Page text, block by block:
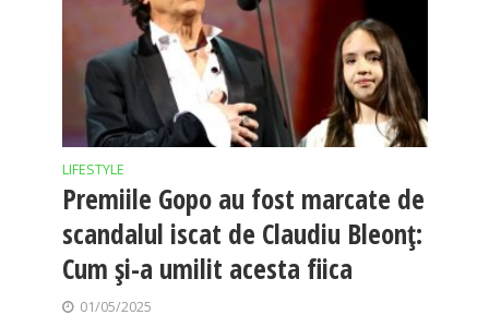
LIFESTYLE
Premiile Gopo au fost marcate de
scandalul iscat de Claudiu Bleonț:
Cum și-a umilit acesta fiica
01/05/2025